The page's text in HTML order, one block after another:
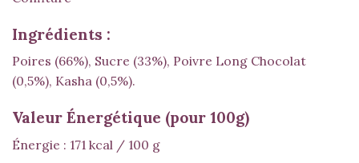
Ingrédients :
Poires (66%), Sucre (33%), Poivre Long Chocolat
(0,5%), Kasha (0,5%).
Valeur Énergétique (pour 100g)
Énergie : 171 kcal / 100 g